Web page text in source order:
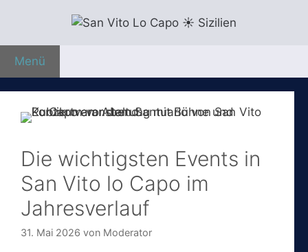
springen
Menü
Die wichtigsten Events in
San Vito lo Capo im
Jahresverlauf
31. Mai 2026 von Moderator